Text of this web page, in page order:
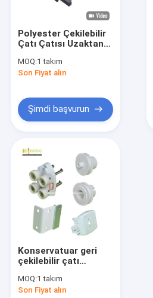
Çekilebilir Çatı Çatısı
Fransız tarzı pervaneler
tente silindiri tüpü
Dış Patio Şemsiye
Pergola Çatısı Kitleri
Tam kasetli tente
Rulo Körlükleri
Polyester Çekilebilir
Çatı Çatısı Uzaktan
Çekilebilir Çatı
Konservatuarı
MOQ:1 takım
Son Fiyat alın
Şimdi başvurun
Konservatuar geri
çekilebilir çatı
alüminyum kaplama
parçaları
MOQ:1 takım
Son Fiyat alın